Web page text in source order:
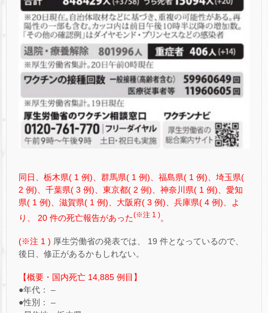
同日、栃木県( 1 例)、群馬県( 1 例)、福島県( 1 例)、埼玉県(
2 例)、千葉県( 3 例)、東京都( 2 例)、神奈川県( 1 例)、愛知
県( 1 例)、滋賀県( 1 例)、大阪府( 3 例)、兵庫県( 4 例)、よ
り、 20 件の死亡報告があった(※注 1 )。
(※注 1 ) 厚生労働省の発表では、 19 件となっているので、
後日、修正があるかもしれない。
【概要・国内死亡 14,885 例目】
●年代： –
●性別： –